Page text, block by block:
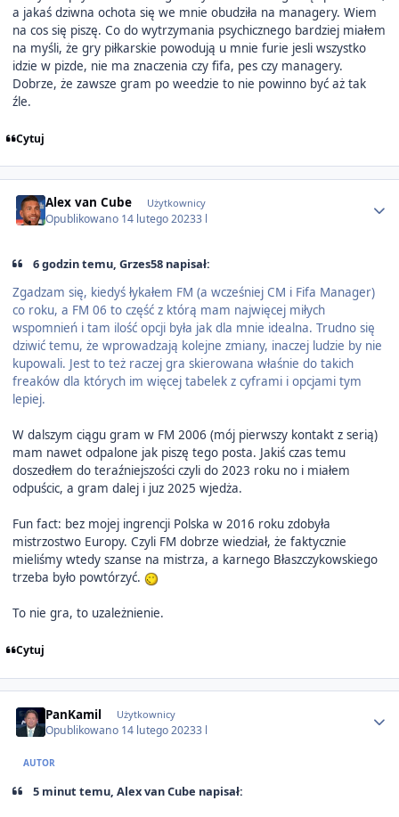
a jakaś dziwna ochota się we mnie obudziła na managery. Wiem
na cos się piszę. Co do wytrzymania psychicznego bardziej miałem
na myśli, że gry piłkarskie powodują u mnie furie jesli wszystko
idzie w pizde, nie ma znaczenia czy fifa, pes czy managery.
Dobrze, że zawsze gram po weedzie to nie powinno być aż tak
źle.
Cytuj
Alex van Cube Użytkownicy
Opublikowano 14 lutego 20233 l
6 godzin temu, Grzes58 napisał:
Zgadzam się, kiedyś łykałem FM (a wcześniej CM i Fifa Manager)
co roku, a FM 06 to część z którą mam najwięcej miłych
wspomnień i tam ilość opcji była jak dla mnie idealna. Trudno się
dziwić temu, że wprowadzają kolejne zmiany, inaczej ludzie by nie
kupowali. Jest to też raczej gra skierowana właśnie do takich
freaków dla których im więcej tabelek z cyframi i opcjami tym
lepiej.
W dalszym ciągu gram w FM 2006 (mój pierwszy kontakt z serią)
mam nawet odpalone jak piszę tego posta. Jakiś czas temu
doszedłem do teraźniejszości czyli do 2023 roku no i miałem
odpuścic, a gram dalej i juz 2025 wjedża.
Fun fact: bez mojej ingrencji Polska w 2016 roku zdobyła
mistrzostwo Europy. Czyli FM dobrze wiedział, że faktycznie
mieliśmy wtedy szanse na mistrza, a karnego Błaszczykowskiego
trzeba było powtórzyć.
To nie gra, to uzależnienie.
Cytuj
PanKamil Użytkownicy
Opublikowano 14 lutego 20233 l
AUTOR
5 minut temu, Alex van Cube napisał: